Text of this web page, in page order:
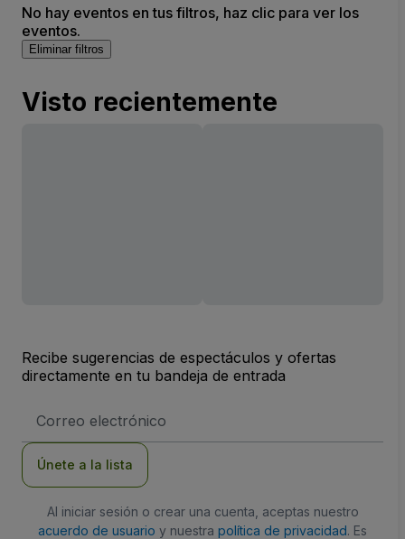
No hay eventos en tus filtros, haz clic para ver los
eventos.
Eliminar filtros
Visto recientemente
Recibe sugerencias de espectáculos y ofertas
directamente en tu bandeja de entrada
de
Únete a la lista
Al iniciar sesión o crear una cuenta, aceptas nuestro
acuerdo de usuario y nuestra política de privacidad. Es